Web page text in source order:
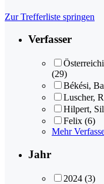
Zur Trefferliste springen
Verfasser
(29)
Békési,
Luscher,
Hilpert,
Felix (6)
Mehr
Jahr
2024 (3)